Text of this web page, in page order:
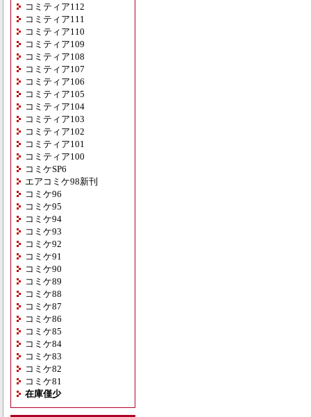
コミティア112
コミティア111
コミティア110
コミティア109
コミティア108
コミティア107
コミティア106
コミティア105
コミティア104
コミティア103
コミティア102
コミティア101
コミティア100
コミケSP6
エアコミケ98新刊
コミケ96
コミケ95
コミケ94
コミケ93
コミケ92
コミケ91
コミケ90
コミケ89
コミケ88
コミケ87
コミケ86
コミケ85
コミケ84
コミケ83
コミケ82
コミケ81
在庫僅少